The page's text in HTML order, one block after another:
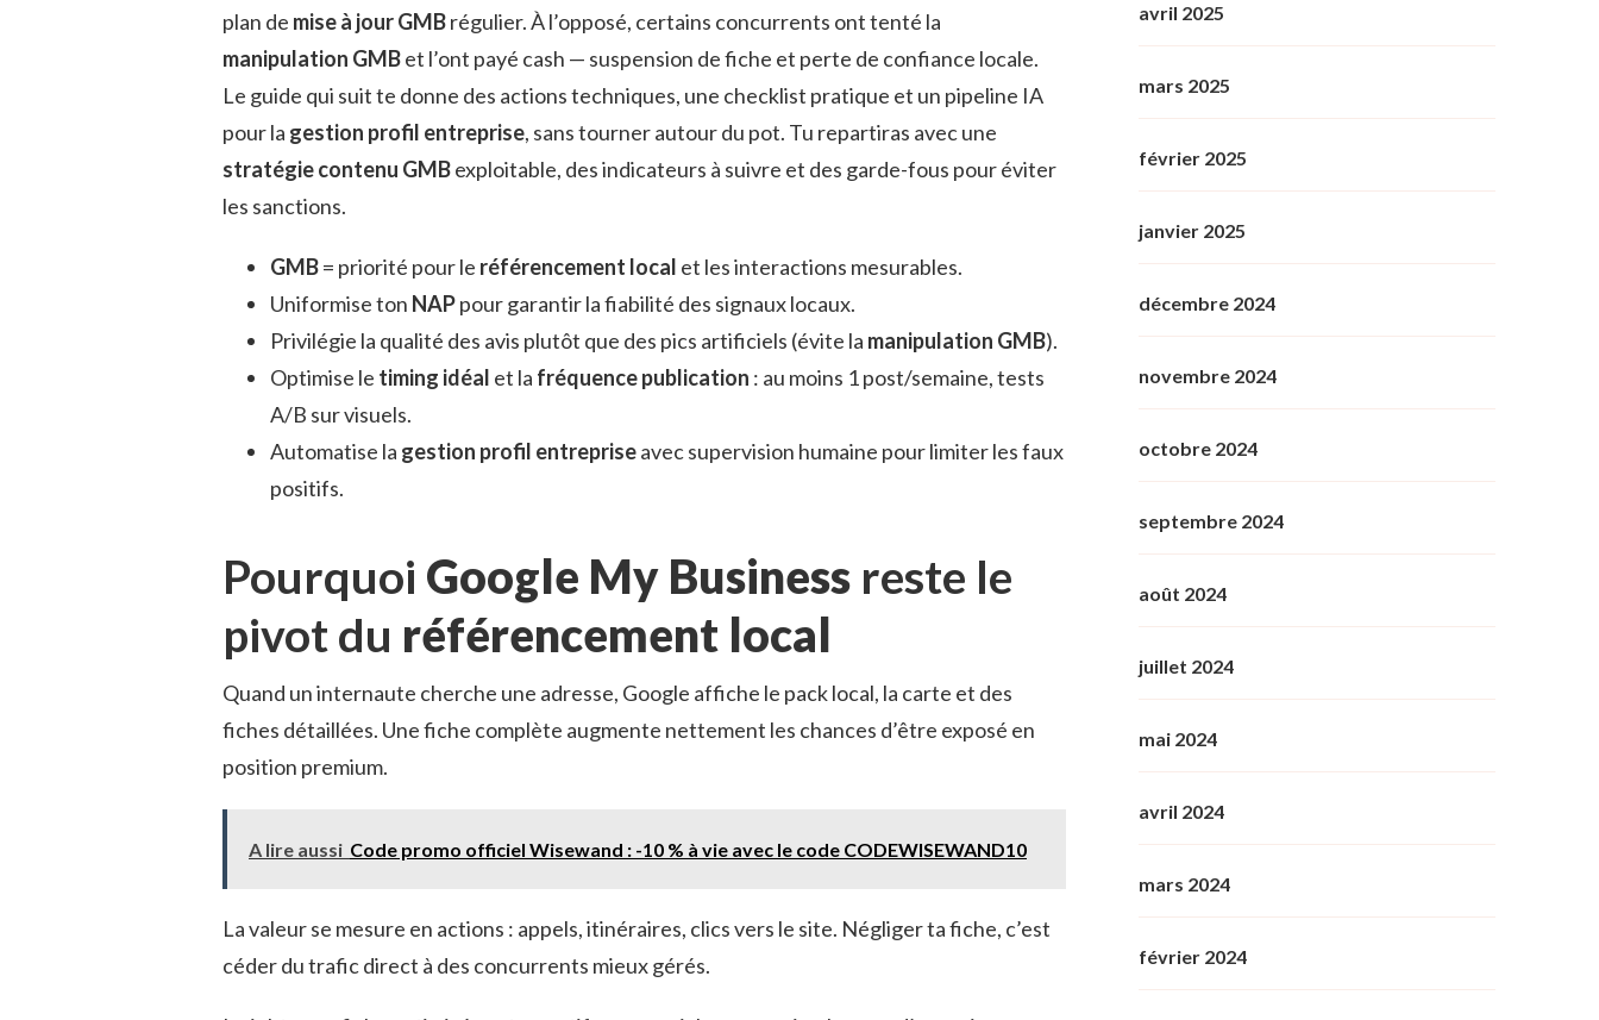
plan de mise à jour GMBrégulier. À l’opposé, certains concurrents ont tenté la
manipulation GMBet l’ont payé cash — suspension de fiche et perte de confiance locale.
Le guide qui suit te donne des actions techniques, une checklist pratique et un pipeline IA
pour la gestion profil entreprise, sans tourner autour du pot. Tu repartiras avec une
stratégie contenu GMBexploitable, des indicateurs à suivre et des garde-fous pour éviter
les sanctions.
GMB= priorité pour le référencement local et les interactions mesurables.
Uniformise ton NAPpour garantir la fiabilité des signaux locaux.
Privilégie la qualité des avis plutôt que des pics artificiels (évite la manipulation GMB).
Optimise le timing idéal et la fréquence publication : au moins 1 post/semaine, tests
A/B sur visuels.
Automatise la gestion profil entrepriseavec supervision humaine pour limiter les faux
positifs.
Pourquoi Google My Business reste le
pivot du référencement local
Quand un internaute cherche une adresse, Google affiche le pack local, la carte et des
fiches détaillées. Une fiche complète augmente nettement les chances d’être exposé en
position premium.
A lire aussi Code promo officiel Wisewand : -10 % à vie avec le code CODEWISEWAND10
La valeur se mesure en actions : appels, itinéraires, clics vers le site. Négliger ta fiche, c’est
céder du trafic direct à des concurrents mieux gérés.
avril 2025
mars 2025
février 2025
janvier 2025
décembre 2024
novembre 2024
octobre 2024
septembre 2024
août 2024
juillet 2024
mai 2024
avril 2024
mars 2024
février 2024